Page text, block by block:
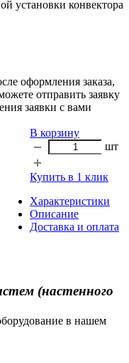
установки конвектора
оформления заказа,
отправить заявку
заявки с вами
В корзину
шт
Купить в 1 клик
Характеристики
Описание
Доставка и оплата
(настенного
в нашем